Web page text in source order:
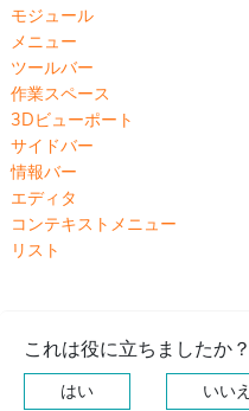
モジュール
メニュー
ツールバー
作業スペース
3Dビューポート
サイドバー
情報バー
エディタ
コンテキストメニュー
リスト
これは役に立ちましたか？
はい いいえ